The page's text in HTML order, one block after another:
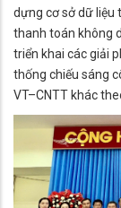
dựng cơ sở dữ liệu
thanh toán không
triển khai các giải
thống chiếu sáng
VT–CNTT khác